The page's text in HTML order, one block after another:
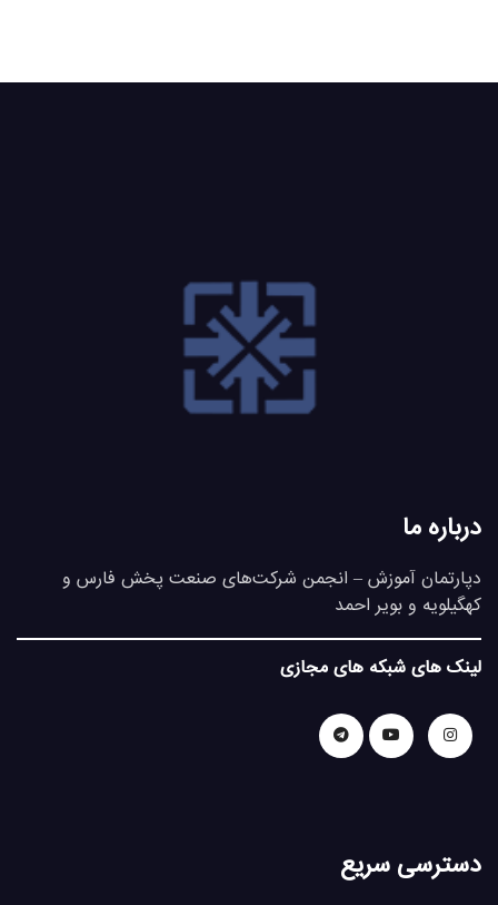
درباره ما
دپارتمان آموزش – انجمن شرکت‌های صنعت پخش فارس و
کهگیلویه و بویر احمد
لینک های شبکه های مجازی
دسترسی سریع